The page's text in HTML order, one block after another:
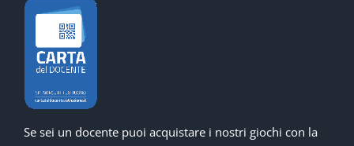
Se sei un docente puoi acquistare i nostri giochi con la